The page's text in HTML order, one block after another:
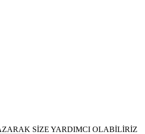
SİZE YARDIMCI OLABİLİRİZ